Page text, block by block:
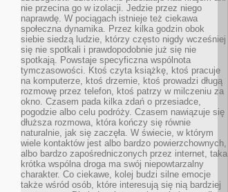
nie przecina go w izolacji. Jedzie przez niego
naprawdę. W pociągach istnieje też ciekawa
społeczna dynamika. Przez kilka godzin obok
siebie siedzą ludzie, którzy często nigdy wcześniej
się nie spotkali i prawdopodobnie już się nie
spotkają. Powstaje specyficzna wspólnota
tymczasowości. Ktoś czyta książkę, ktoś pracuje
na komputerze, ktoś drzemie, ktoś prowadzi długą
rozmowę przez telefon, ktoś patrzy w milczeniu za
okno. Czasem pada kilka zdań o przesiadce,
pogodzie albo celu podróży. Czasem nawiązuje się
dłuższa rozmowa, która kończy się równie
naturalnie, jak się zaczęła. W świecie, w którym
wiele kontaktów jest albo bardzo powierzchownych,
albo bardzo zapośredniczonych przez internet, taka
krótka wspólna droga ma swój niepowtarzalny
charakter. Co ciekawe, kolej budzi silne emocje
także wśród osób, które interesują się nią bardziej